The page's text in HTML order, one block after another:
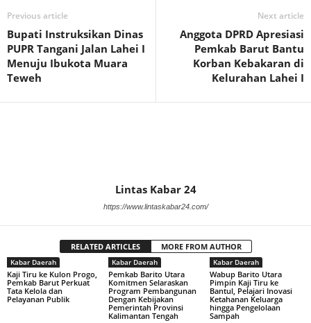
Previous article
Bupati Instruksikan Dinas
PUPR Tangani Jalan Lahei I
Menuju Ibukota Muara
Teweh
Next article
Anggota DPRD Apresiasi
Pemkab Barut Bantu
Korban Kebakaran di
Kelurahan Lahei I
Lintas Kabar 24
https://www.lintaskabar24.com/
RELATED ARTICLES MORE FROM AUTHOR
Kabar Daerah
Kaji Tiru ke Kulon Progo,
Pemkab Barut Perkuat
Tata Kelola dan
Pelayanan Publik
Kabar Daerah
Pemkab Barito Utara
Komitmen Selaraskan
Program Pembangunan
Dengan Kebijakan
Pemerintah Provinsi
Kalimantan Tengah
Kabar Daerah
Wabup Barito Utara
Pimpin Kaji Tiru ke
Bantul, Pelajari Inovasi
Ketahanan Keluarga
hingga Pengelolaan
Sampah